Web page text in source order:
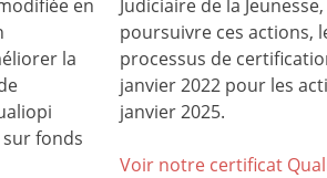
en
la
fonds
Judiciaire de la
poursuivre ces actions,
processus de
janvier 2022 pour les
janvier 2025.
Voir notre certificat